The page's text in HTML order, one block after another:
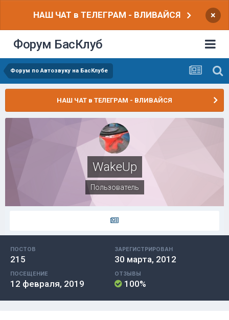
НАШ ЧАТ в ТЕЛЕГРАМ - ВЛИВАЙСЯ ×
Форум БасКлуб
Форум по Автозвуку на БасКлубе
НАШ ЧАТ в ТЕЛЕГРАМ - ВЛИВАЙСЯ
WakeUp
Пользователь
ПОСТОВ
215
ЗАРЕГИСТРИРОВАН
30 марта, 2012
ПОСЕЩЕНИЕ
12 февраля, 2019
ОТЗЫВЫ
100%